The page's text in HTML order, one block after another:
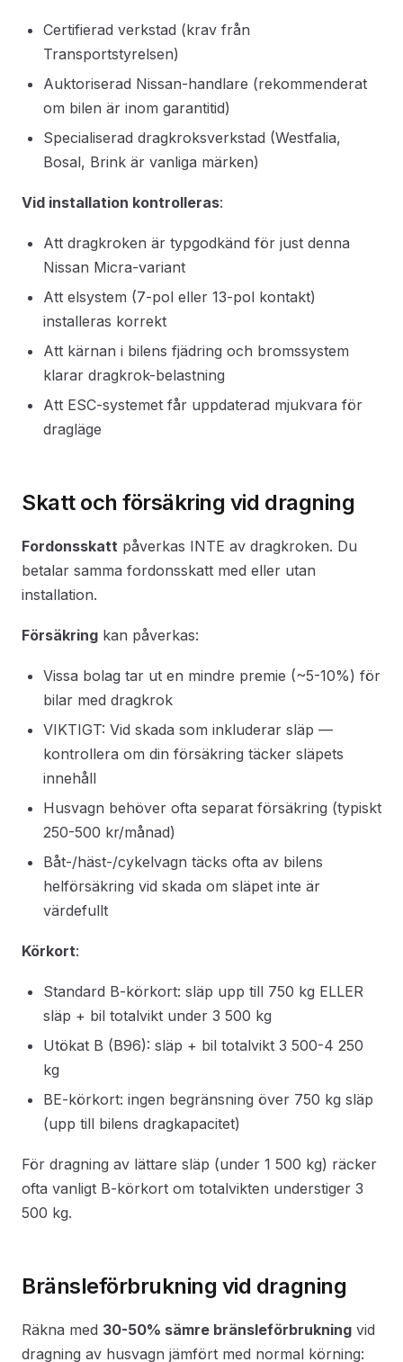
Certifierad verkstad (krav från
Transportstyrelsen)
Auktoriserad Nissan-handlare (rekommenderat
om bilen är inom garantitid)
Specialiserad dragkroksverkstad (Westfalia,
Bosal, Brink är vanliga märken)
Vid installation kontrolleras:
Att dragkroken är typgodkänd för just denna
Nissan Micra-variant
Att elsystem (7-pol eller 13-pol kontakt)
installeras korrekt
Att kärnan i bilens fjädring och bromssystem
klarar dragkrok-belastning
Att ESC-systemet får uppdaterad mjukvara för
dragläge
Skatt och försäkring vid dragning
Fordonsskatt påverkas INTE av dragkroken. Du
betalar samma fordonsskatt med eller utan
installation.
Försäkring kan påverkas:
Vissa bolag tar ut en mindre premie (~5-10%) för
bilar med dragkrok
VIKTIGT: Vid skada som inkluderar släp —
kontrollera om din försäkring täcker släpets
innehåll
Husvagn behöver ofta separat försäkring (typiskt
250-500 kr/månad)
Båt-/häst-/cykelvagn täcks ofta av bilens
helförsäkring vid skada om släpet inte är
värdefullt
Körkort:
Standard B-körkort: släp upp till 750 kg ELLER
släp + bil totalvikt under 3 500 kg
Utökat B (B96): släp + bil totalvikt 3 500-4 250
kg
BE-körkort: ingen begränsning över 750 kg släp
(upp till bilens dragkapacitet)
För dragning av lättare släp (under 1 500 kg) räcker
ofta vanligt B-körkort om totalvikten understiger 3
500 kg.
Bränsleförbrukning vid dragning
Räkna med 30-50% sämre bränsleförbrukning vid
dragning av husvagn jämfört med normal körning: